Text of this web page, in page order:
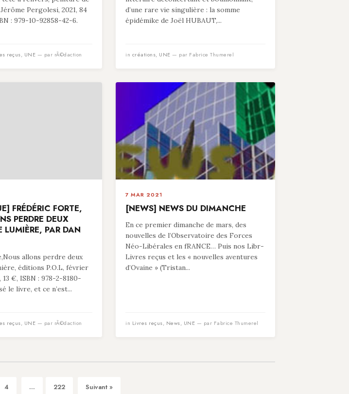
Pergolesi, 2021, 84
: 979-10-92858-42-6.
reçus, UNE — par rÃ©daction
d’une rare vie singulière : la somme
épidémike de Joël HUBAUT,...
in créations, UNE — par Fabrice Thumerel
FRÉDÉRIC FORTE,
PERDRE DEUX
LUMIÈRE, PAR DAN
allons perdre deux
éditions P.O.L, février
13 €, ISBN : 978-2-8180-
le livre, et ce n’est...
reçus, UNE — par rÃ©daction
7 MAR 2021
[NEWS] NEWS DU DIMANCHE
En ce premier dimanche de mars, des
nouvelles de l’Observatoire des Forces
Néo-Libérales en fRANCE… Puis nos Libr-
Livres reçus et les « nouvelles aventures
d’Ovaine » (Tristan...
in Livres reçus, News, UNE — par Fabrice Thumerel
4 ... 222 Suivant »